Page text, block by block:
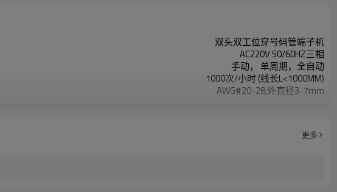
双头双工位穿号码管端子机
AC220V 50/60HZ三相
手动， 单周期，全自动
1000次/小时 (线长L<1000MM)
AWG#20-28;外直径3-7mm
更多